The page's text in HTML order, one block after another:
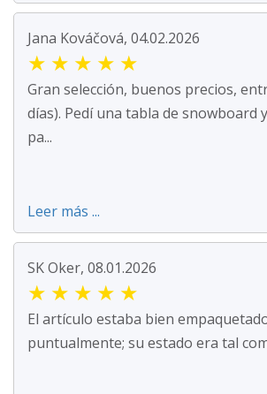
Jana Kováčová, 04.02.2026
★ ★ ★ ★ ★
Gran selección, buenos precios,
días). Pedí una tabla de snowboard
pa...
Leer más ...
SK Oker, 08.01.2026
★ ★ ★ ★ ★
El artículo estaba bien
puntualmente; su estado era tal